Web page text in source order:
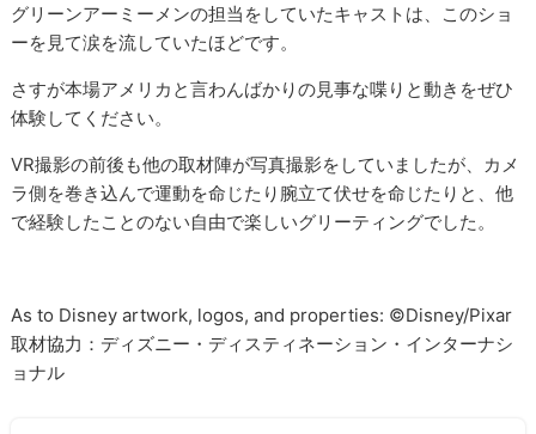
グリーンアーミーメンの担当をしていたキャストは、このショ
ーを見て涙を流していたほどです。
さすが本場アメリカと言わんばかりの見事な喋りと動きをぜひ
体験してください。
VR撮影の前後も他の取材陣が写真撮影をしていましたが、カメ
ラ側を巻き込んで運動を命じたり腕立て伏せを命じたりと、他
で経験したことのない自由で楽しいグリーティングでした。
As to Disney artwork, logos, and properties: ©︎Disney/Pixar
取材協力：ディズニー・ディスティネーション・インターナシ
ョナル